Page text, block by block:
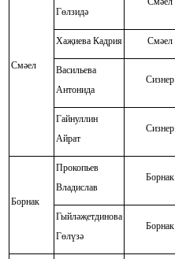
Смәел
Гөлзидә
Хаҗиева Кадрия Смәел
Васильева
Антонида
Сизнер
Гайнуллин
Айрат
Сизнер
Борнак
Прокопьев
Владислав
Борнак
Гыйләҗетдинова
Гөлүзә
Борнак